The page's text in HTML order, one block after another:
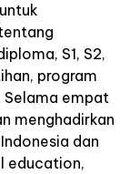
S1, S2,
program
Selama empat
menghadirkan
dan
education,